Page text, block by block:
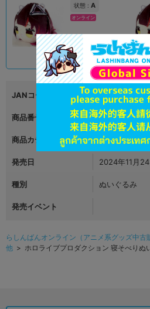
状態 : A
オンライン
品切状態 790円 税込
JANコード
商品番号 L06544511
商品カテゴリ グッズ
発売日 2024年11月24
種別 ぬいぐるみ
発売イベント
らしんばんオンライン（アニメ系グッズ中古
他 > ホロライブプロダクション 寝そべりぬ